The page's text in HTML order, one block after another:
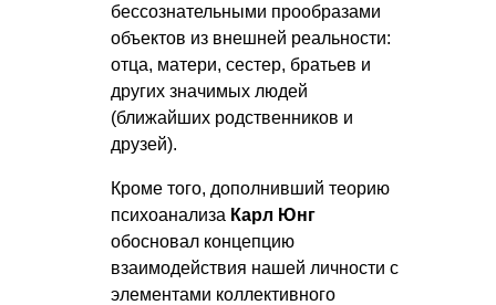
бессознательными прообразами
объектов из внешней реальности:
отца, матери, сестер, братьев и
других значимых людей
(ближайших родственников и
друзей).
Кроме того, дополнивший теорию
психоанализа Карл Юнг
обосновал концепцию
взаимодействия нашей личности с
элементами коллективного